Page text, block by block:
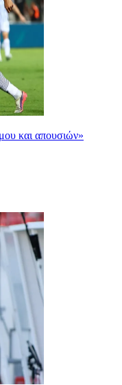
και απουσιών»